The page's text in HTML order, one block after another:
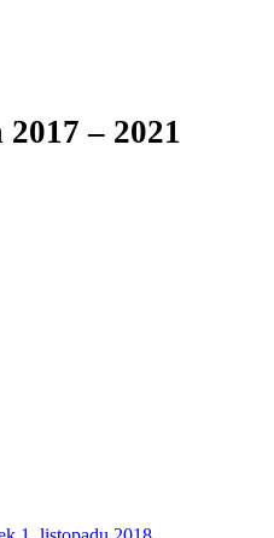
2017 – 2021